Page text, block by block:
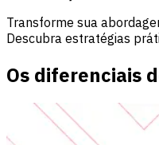
Transforme sua
Descubra estratégias
Os diferenciais